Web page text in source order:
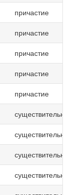
причастие
причастие
причастие
причастие
причастие